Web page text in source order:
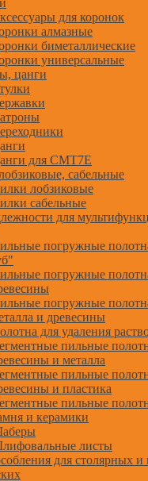
для коронок
алмазные
биметаллические
универсальные
цанги
для CMT7E
сабельные
лобзиковые
сабельные
для
погружные
погружные
погружные
и древесины
для удаления
пильные
и металла
пильные
и пластика
пильные
и керамики
листы
для столярных и